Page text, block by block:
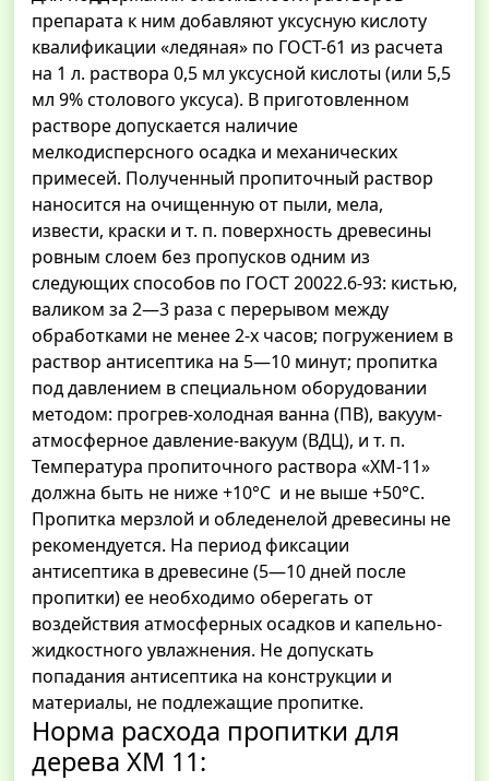
препарата к ним добавляют уксусную кислоту
квалификации «ледяная» по ГОСТ-61 из расчета
на 1 л. раствора 0,5 мл уксусной кислоты (или 5,5
мл 9% столового уксуса). В приготовленном
растворе допускается наличие
мелкодисперсного осадка и механических
примесей. Полученный пропиточный раствор
наносится на очищенную от пыли, мела,
извести, краски и т. п. поверхность древесины
ровным слоем без пропусков одним из
следующих способов по ГОСТ 20022.6-93: кистью,
валиком за 2—3 раза с перерывом между
обработками не менее 2-х часов; погружением в
раствор антисептика на 5—10 минут; пропитка
под давлением в специальном оборудовании
методом: прогрев-холодная ванна (ПВ), вакуум-
атмосферное давление-вакуум (ВДЦ), и т. п.
Температура пропиточного раствора «ХМ-11»
должна быть не ниже +10°С и не выше +50°С.
Пропитка мерзлой и обледенелой древесины не
рекомендуется. На период фиксации
антисептика в древесине (5—10 дней после
пропитки) ее необходимо оберегать от
воздействия атмосферных осадков и капельно-
жидкостного увлажнения. Не допускать
попадания антисептика на конструкции и
материалы, не подлежащие пропитке.
Норма расхода пропитки для
дерева ХМ 11: